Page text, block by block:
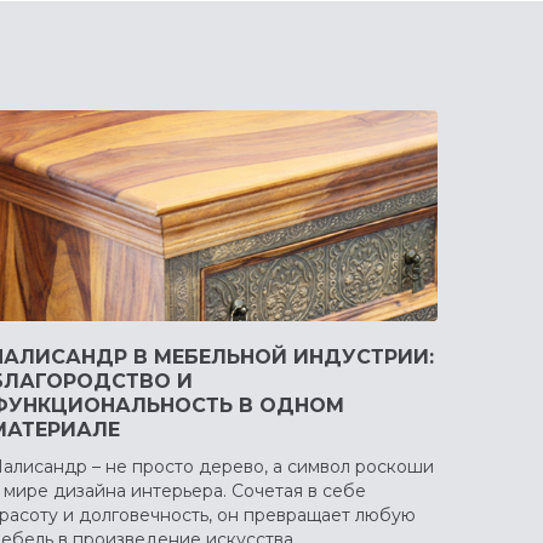
В МЕБЕЛЬНОЙ ИНДУСТРИИ:
И
В ОДНОМ
– не просто дерево, а символ роскоши
мире дизайна интерьера. Сочетая в себе
и долговечность, он превращает любую